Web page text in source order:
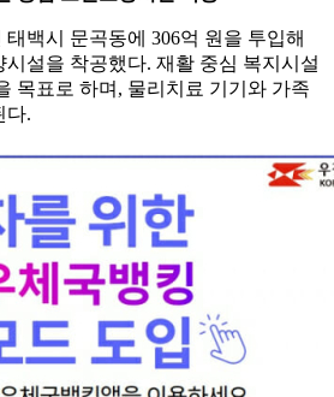
백시 문곡동에 306억 원을 투입해
설을 착공했다. 재활 중심 복지시설
목표로 하며, 물리치료 기기와 가족
다.